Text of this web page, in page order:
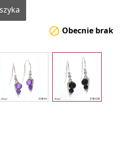
 Obecnie brak